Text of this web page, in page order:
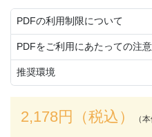
PDFの利用制限について
PDFをご利用にあたっての注意
推奨環境
2,178円（税込） （